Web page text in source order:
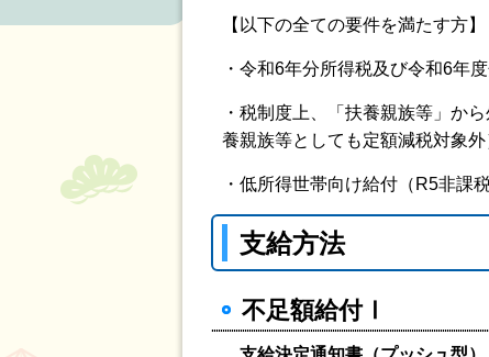
【以下の全ての要件を満たす方】
・令和6年分所得税及び令和6年
・税制度上、「扶養親族等」か
養親族等としても定額減税対象外
・低所得世帯向け給付（R5非課
支給方法
不足額給付Ⅰ